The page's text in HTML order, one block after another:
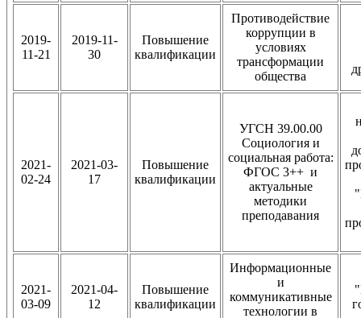
2019-
11-21
2019-11-
30
Повышение
квалификации
Противодействие
коррупции в
условиях
трансформации
общества
2021-
02-24
2021-03-
17
Повышение
квалификации
УГСН 39.00.00
Социология и
социальная работа:
ФГОС 3++ и
актуальные
методики
преподавания
2021-
03-09
2021-04-
12
Повышение
квалификации
Информационные
и
коммуникативные
технологии в